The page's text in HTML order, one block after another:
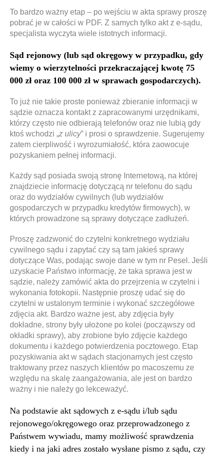
To bardzo ważny etap – po wejściu w akta sprawy proszę
pobrać je w całości w PDF. Z samych tylko akt z e-sądu,
specjalista wyczyta wiele istotnych informacji.
Sąd rejonowy (lub sąd okręgowy w przypadku, gdy
wiemy o wierzytelności przekraczającej kwotę 75
000 zł oraz 100 000 zł w sprawach gospodarczych).
To już nie takie proste ponieważ zbieranie informacji w
sądzie oznacza kontakt z zapracowanymi urzędnikami,
którzy często nie odbierają telefonów oraz nie lubią gdy
ktoś wchodzi „z ulicy” i prosi o sprawdzenie. Sugerujemy
zatem cierpliwość i wyrozumiałość, która zaowocuje
pozyskaniem pełnej informacji.
Każdy sąd posiada swoją stronę Internetową, na której
znajdziecie informację dotyczącą nr telefonu do sądu
oraz do wydziałów cywilnych (lub wydziałów
gospodarczych w przypadku kredytów firmowych), w
których prowadzone są sprawy dotyczące zadłużeń.
Proszę zadzwonić do czytelni konkretnego wydziału
cywilnego sądu i zapytać czy są tam jakieś sprawy
dotyczące Was, podając swoje dane w tym nr Pesel. Jeśli
uzyskacie Państwo informację, że taka sprawa jest w
sądzie, należy zamówić akta do przejrzenia w czytelni i
wykonania fotokopii. Następnie proszę udać się do
czytelni w ustalonym terminie i wykonać szczegółowe
zdjęcia akt. Bardzo ważne jest, aby zdjęcia były
dokładne, strony były ułożone po kolei (począwszy od
okładki sprawy), aby zrobione było zdjęcie każdego
dokumentu i każdego potwierdzenia pocztowego. Etap
pozyskiwania akt w sądach stacjonarnych jest często
traktowany przez naszych klientów po macoszemu ze
względu na skalę zaangażowania, ale jest on bardzo
ważny i nie należy go lekceważyć.
Na podstawie akt sądowych z e-sądu i/lub sądu
rejonowego/okręgowego oraz przeprowadzonego z
Państwem wywiadu, mamy możliwość sprawdzenia
kiedy i na jaki adres zostało wysłane pismo z sądu, czy